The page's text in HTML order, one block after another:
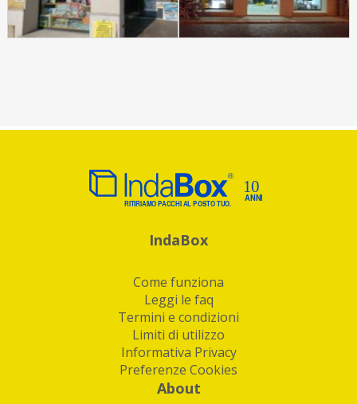
IndaBox
Come funziona
Leggi le faq
Termini e condizioni
Limiti di utilizzo
Informativa Privacy
Preferenze Cookies
About